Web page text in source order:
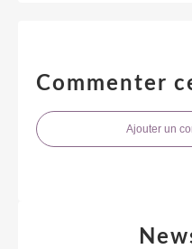
Commenter
Ajouter un